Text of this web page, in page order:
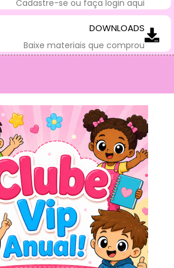
Cadastre-se ou faça login aqui
DOWNLOADS
Baixe materiais que comprou